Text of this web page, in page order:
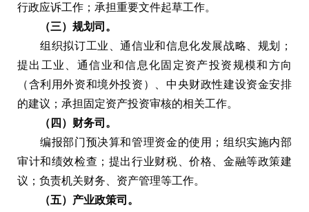
行政应诉工作；承担重要文件起草工作。
（三）规划司。
组织拟订工业、通信业和信息化发展战略、规划；
提出工业、通信业和信息化固定资产投资规模和方向
（含利用外资和境外投资）、中央财政性建设资金安排
的建议；承担固定资产投资审核的相关工作。
（四）财务司。
编报部门预决算和管理资金的使用；组织实施内部
审计和绩效检查；提出行业财税、价格、金融等政策建
议；负责机关财务、资产管理等工作。
（五）产业政策司。